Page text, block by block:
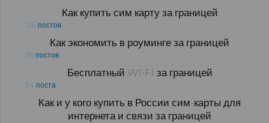
Как купить сим карту за границей
126 постов
Как экономить в роуминге за границей
76 постов
Бесплатный WI-FI за границей
54 поста
Как и у кого купить в России сим-карты для
интернета и связи за границей